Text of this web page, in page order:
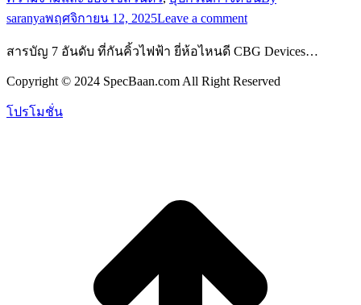
saranyaพฤศจิกายน 12, 2025Leave a comment
สารบัญ 7 อันดับ ที่กันคิ้วไฟฟ้า ยี่ห้อไหนดี CBG Devices…
Copyright © 2024 SpecBaan.com All Right Reserved
โปรโมชั่น